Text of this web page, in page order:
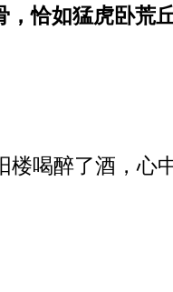
，恰如猛虎卧荒
喝醉了酒，心